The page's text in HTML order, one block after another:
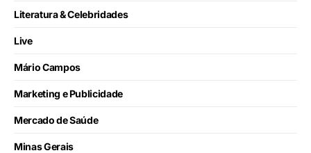
Literatura & Celebridades
Live
Mário Campos
Marketing e Publicidade
Mercado de Saúde
Minas Gerais